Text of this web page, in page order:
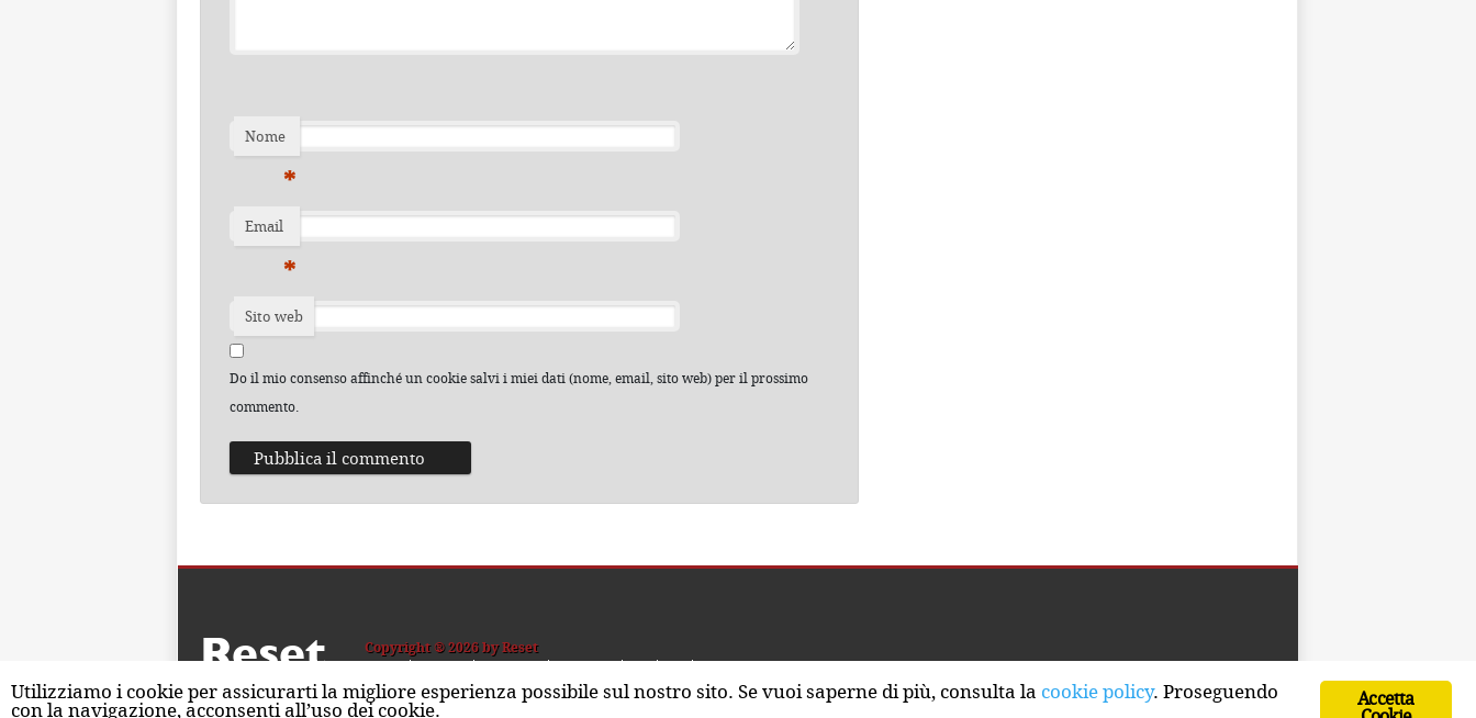
Nome
*
Email
*
Sito web
Do il mio consenso affinché un cookie salvi i miei dati (nome, email, sito web) per il prossimo
commento.
Reset Copyright ® 2026 by Reset
Accetta
Utilizziamo i cookie per assicurarti la migliore esperienza possibile sul nostro sito. Se vuoi saperne di più, consulta la cookie policy. Proseguendo
con la navigazione, acconsenti all’uso dei cookie.